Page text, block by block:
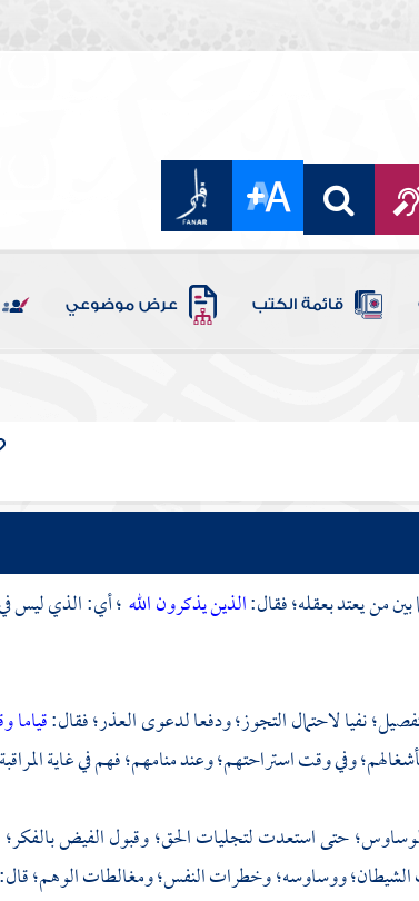
قائمة الكتب عرض موضوعي
بين من يعتد بعقله؛ فقال:الذين يذكرون الله؛ أي: الذي ليس في
نفيا لاحتمال التجوز؛ ودفعا لدعوى العذر؛ فقال:قياما
وفي وقت استراحتهم؛ وعند منامهم؛ فهم في غاية
حتى استعدت لتجليات الحق؛ وقبول الفيض بالفكر؛
ووساوسه؛ وخطرات النفس؛ ومغالطات الوهم؛